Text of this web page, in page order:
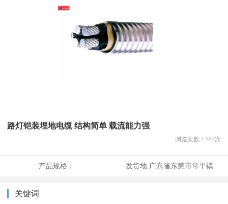
路灯铠装埋地电缆 结构简单 载流能力强
浏览次数： 557次
产品规格： 发货地:广东省东莞市常平镇
关键词